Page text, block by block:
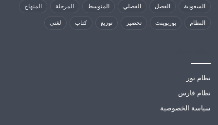
السعودية الفصل الفصلي المتوسط المرحلة المنهاج
النظام بوربوينت تحضير توزيع كتاب لغتي
نظام نور
نظام فارس
سياسة الخصوصية